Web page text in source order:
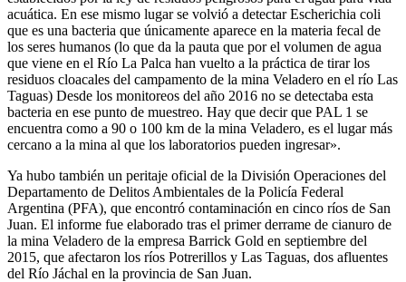
acuática. En ese mismo lugar se volvió a detectar Escherichia coli
que es una bacteria que únicamente aparece en la materia fecal de
los seres humanos (lo que da la pauta que por el volumen de agua
que viene en el Río La Palca han vuelto a la práctica de tirar los
residuos cloacales del campamento de la mina Veladero en el río Las
Taguas) Desde los monitoreos del año 2016 no se detectaba esta
bacteria en ese punto de muestreo. Hay que decir que PAL 1 se
encuentra como a 90 o 100 km de la mina Veladero, es el lugar más
cercano a la mina al que los laboratorios pueden ingresar».
Ya hubo también un peritaje oficial de la División Operaciones del
Departamento de Delitos Ambientales de la Policía Federal
Argentina (PFA), que encontró contaminación en cinco ríos de San
Juan. El informe fue elaborado tras el primer derrame de cianuro de
la mina Veladero de la empresa Barrick Gold en septiembre del
2015, que afectaron los ríos Potrerillos y Las Taguas, dos afluentes
del Río Jáchal en la provincia de San Juan.